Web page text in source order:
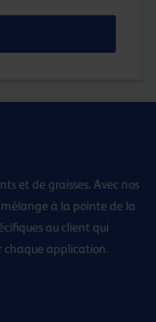
et de graisses. Avec nos
mélange à la pointe de la
au client qui
chaque application.